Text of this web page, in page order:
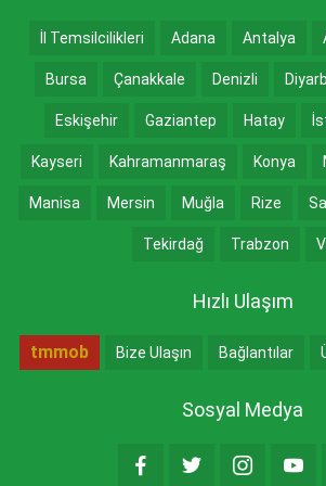
İl Temsilcilikleri Adana Antalya
Bursa Çanakkale Denizli
Eskişehir Gaziantep Hatay
Kayseri Kahramanmaraş Konya
Manisa Mersin Muğla Rize
Tekirdağ Trabzon
Hızlı Ulaşım
tmmob Bize Ulaşın Bağlantılar
Sosyal Medya